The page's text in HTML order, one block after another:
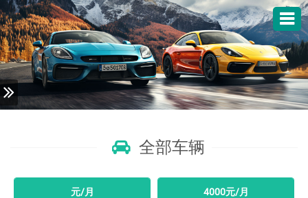
全部车辆
元/月 4000元/月